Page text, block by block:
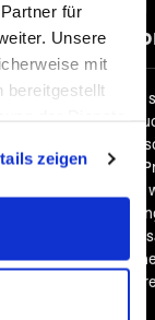
für
Unsere
mit
bereitgestellt
nutzen.
zeigen
An &
unserer Reisen
im Reisepreis
Class. Auf
auch
oder First
kein Flug
diesen gerne
in Ihr
und ganz nach